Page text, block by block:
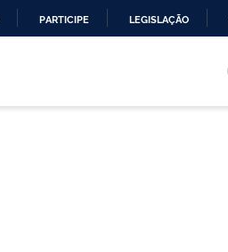
PARTICIPE LEGISLAÇÃO